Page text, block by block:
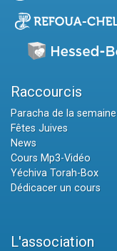
Raccourcis
Paracha de la semaine
Fêtes Juives
News
Cours Mp3-Vidéo
Yéchiva Torah-Box
Dédicacer un cours
L'association